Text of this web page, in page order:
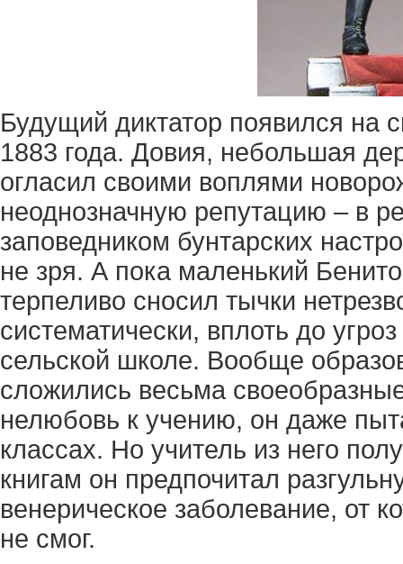
Будущий диктатор появился на
1883 года. Довия, небольшая
огласил своими воплями
неоднозначную репутацию – в
заповедником бунтарских
не зря. А пока маленький
терпеливо сносил тычки
систематически, вплоть до
сельской школе. Вообще
сложились весьма
нелюбовь к учению, он даже
классах. Но учитель из него
книгам он предпочитал
венерическое заболевание, от
не смог.